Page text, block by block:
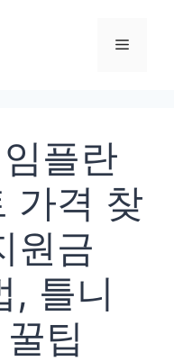
메
플란
가격 찾
원금
, 틀니
팁